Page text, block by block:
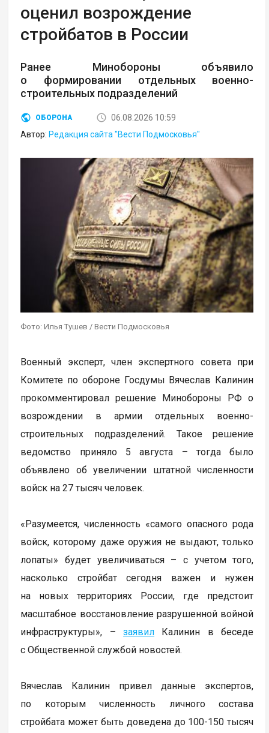
оценил возрождение
стройбатов в России
Ранее Минобороны объявило
о формировании отдельных военно-
строительных подразделений
ОБОРОНА
06.08.2026 10:59
Автор: Редакция сайта "Вести Подмосковья"
Фото: Илья Тушев / Вести Подмосковья
Военный эксперт, член экспертного совета при
Комитете по обороне Госдумы Вячеслав Калинин
прокомментировал решение Минобороны РФ о
возрождении в армии отдельных военно-
строительных подразделений. Такое решение
ведомство приняло 5 августа – тогда было
объявлено об увеличении штатной численности
войск на 27 тысяч человек.
«Разумеется, численность «самого опасного рода
войск, которому даже оружия не выдают, только
лопаты» будет увеличиваться – с учетом того,
насколько стройбат сегодня важен и нужен
на новых территориях России, где предстоит
масштабное восстановление разрушенной войной
инфраструктуры», –заявил Калинин в беседе
с Общественной службой новостей.
Вячеслав Калинин привел данные экспертов,
по которым численность личного состава
стройбата может быть доведена до 100-150 тысяч